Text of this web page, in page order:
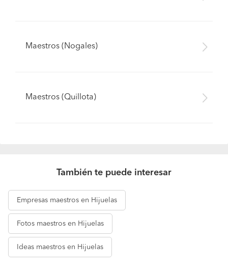
Maestros (Nogales)
Maestros (Quillota)
También te puede interesar
Empresas maestros en Hijuelas
Fotos maestros en Hijuelas
Ideas maestros en Hijuelas